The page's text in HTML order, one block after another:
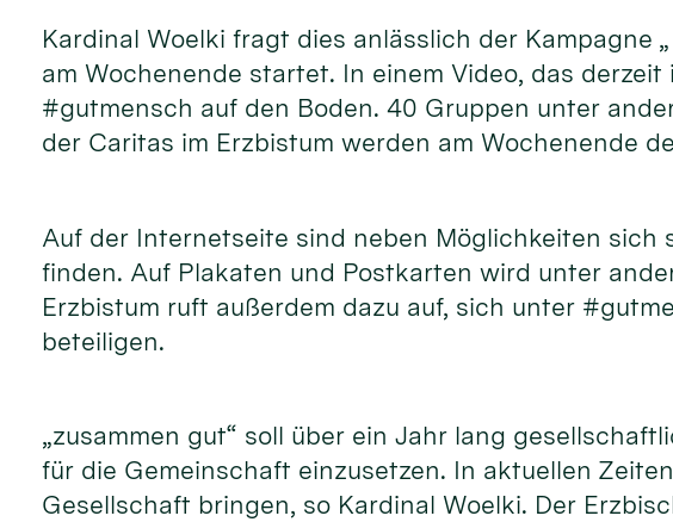
Kardinal Woelki fragt dies anlässlich der Kampagne
am Wochenende startet. In einem Video, das
#gutmensch auf den Boden. 40 Gruppen unter
der Caritas im Erzbistum werden am Wochenende
Auf der Internetseite sind neben Möglichkeiten
finden. Auf Plakaten und Postkarten wird unter
Erzbistum ruft außerdem dazu auf, sich unter
beteiligen.
„zusammen gut“ soll über ein Jahr lang
für die Gemeinschaft einzusetzen. In aktuellen
Gesellschaft bringen, so Kardinal Woelki. Der